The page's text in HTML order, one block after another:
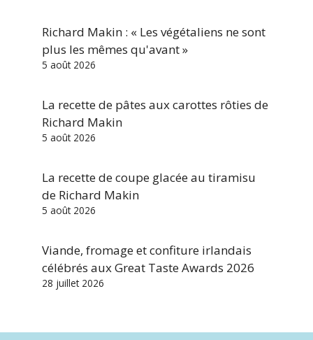
Richard Makin : « Les végétaliens ne sont
plus les mêmes qu'avant »
5 août 2026
La recette de pâtes aux carottes rôties de
Richard Makin
5 août 2026
La recette de coupe glacée au tiramisu
de Richard Makin
5 août 2026
Viande, fromage et confiture irlandais
célébrés aux Great Taste Awards 2026
28 juillet 2026